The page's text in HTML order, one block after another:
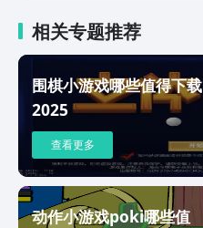
相关专题推荐
围棋小游戏哪些值得下载
2025
查看更多
动作小游戏poki哪些值